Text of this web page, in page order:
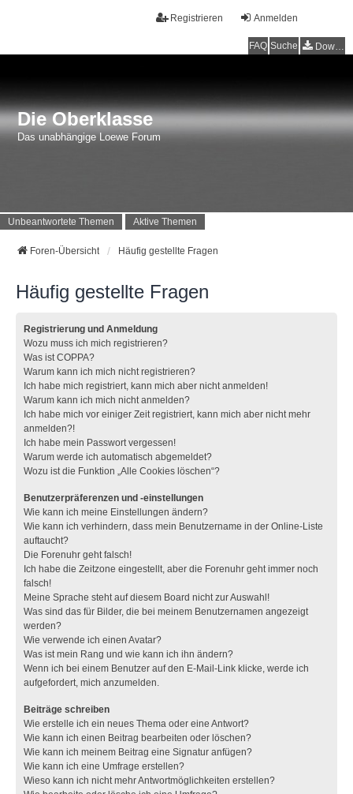
Anmelden
Registrieren
FAQ Suche Downloads
Die Oberklasse
Das unabhängige Loewe Forum
Unbeantwortete Themen Aktive Themen
Foren-Übersicht Häufig gestellte Fragen
Häufig gestellte Fragen
Registrierung und Anmeldung
Wozu muss ich mich registrieren?
Was ist COPPA?
Warum kann ich mich nicht registrieren?
Ich habe mich registriert, kann mich aber nicht anmelden!
Warum kann ich mich nicht anmelden?
Ich habe mich vor einiger Zeit registriert, kann mich aber nicht mehr
anmelden?!
Ich habe mein Passwort vergessen!
Warum werde ich automatisch abgemeldet?
Wozu ist die Funktion „Alle Cookies löschen“?
Benutzerpräferenzen und -einstellungen
Wie kann ich meine Einstellungen ändern?
Wie kann ich verhindern, dass mein Benutzername in der Online-Liste
auftaucht?
Die Forenuhr geht falsch!
Ich habe die Zeitzone eingestellt, aber die Forenuhr geht immer noch
falsch!
Meine Sprache steht auf diesem Board nicht zur Auswahl!
Was sind das für Bilder, die bei meinem Benutzernamen angezeigt
werden?
Wie verwende ich einen Avatar?
Was ist mein Rang und wie kann ich ihn ändern?
Wenn ich bei einem Benutzer auf den E-Mail-Link klicke, werde ich
aufgefordert, mich anzumelden.
Beiträge schreiben
Wie erstelle ich ein neues Thema oder eine Antwort?
Wie kann ich einen Beitrag bearbeiten oder löschen?
Wie kann ich meinem Beitrag eine Signatur anfügen?
Wie kann ich eine Umfrage erstellen?
Wieso kann ich nicht mehr Antwortmöglichkeiten erstellen?